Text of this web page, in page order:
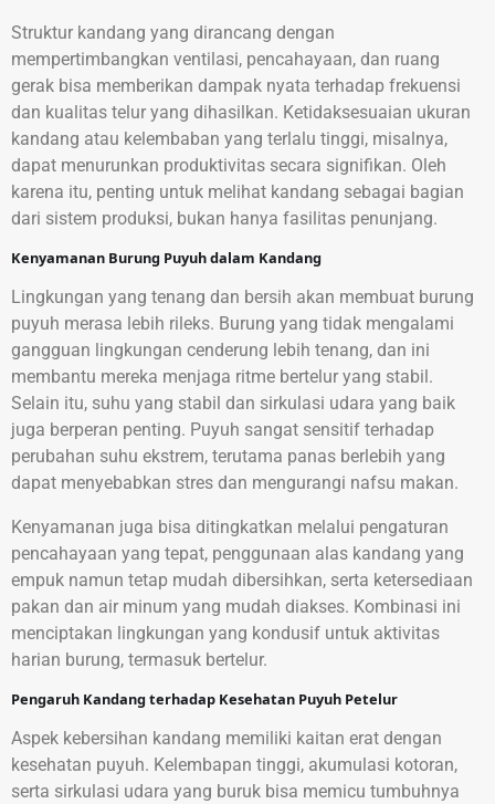
Struktur kandang yang dirancang dengan
mempertimbangkan ventilasi, pencahayaan, dan ruang
gerak bisa memberikan dampak nyata terhadap frekuensi
dan kualitas telur yang dihasilkan. Ketidaksesuaian ukuran
kandang atau kelembaban yang terlalu tinggi, misalnya,
dapat menurunkan produktivitas secara signifikan. Oleh
karena itu, penting untuk melihat kandang sebagai bagian
dari sistem produksi, bukan hanya fasilitas penunjang.
Kenyamanan Burung Puyuh dalam Kandang
Lingkungan yang tenang dan bersih akan membuat burung
puyuh merasa lebih rileks. Burung yang tidak mengalami
gangguan lingkungan cenderung lebih tenang, dan ini
membantu mereka menjaga ritme bertelur yang stabil.
Selain itu, suhu yang stabil dan sirkulasi udara yang baik
juga berperan penting. Puyuh sangat sensitif terhadap
perubahan suhu ekstrem, terutama panas berlebih yang
dapat menyebabkan stres dan mengurangi nafsu makan.
Kenyamanan juga bisa ditingkatkan melalui pengaturan
pencahayaan yang tepat, penggunaan alas kandang yang
empuk namun tetap mudah dibersihkan, serta ketersediaan
pakan dan air minum yang mudah diakses. Kombinasi ini
menciptakan lingkungan yang kondusif untuk aktivitas
harian burung, termasuk bertelur.
Pengaruh Kandang terhadap Kesehatan Puyuh Petelur
Aspek kebersihan kandang memiliki kaitan erat dengan
kesehatan puyuh. Kelembapan tinggi, akumulasi kotoran,
serta sirkulasi udara yang buruk bisa memicu tumbuhnya